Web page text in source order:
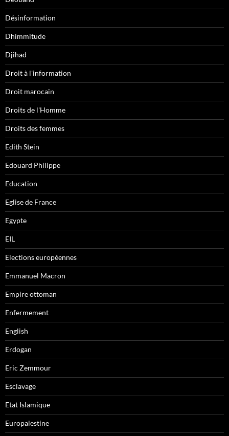
Désinformation
Dhimmitude
Djihad
Droit à l'information
Droit marocain
Droits de l'Homme
Droits des femmes
Edith Stein
Edouard Philippe
Education
Eglise de France
Egypte
EIL
Elections européennes
Emmanuel Macron
Empire ottoman
Enfermement
English
Erdogan
Eric Zemmour
Esclavage
Etat Islamique
Europalestine